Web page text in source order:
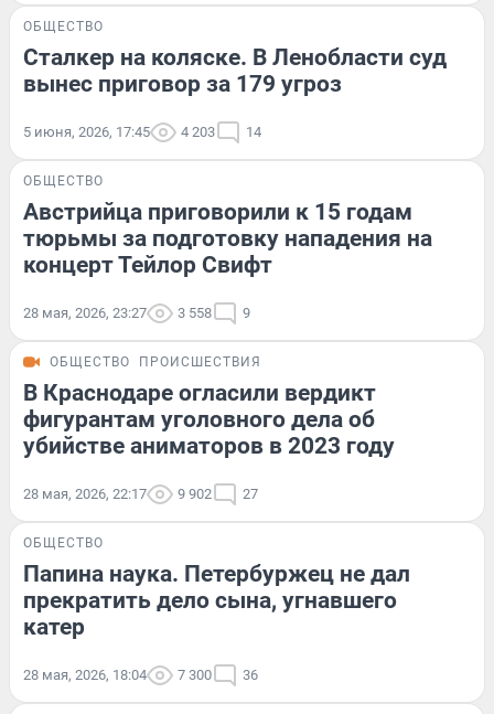
ОБЩЕСТВО
Сталкер на коляске. В Ленобласти суд
вынес приговор за 179 угроз
5 июня, 2026, 17:45 4 203 14
ОБЩЕСТВО
Австрийца приговорили к 15 годам
тюрьмы за подготовку нападения на
концерт Тейлор Свифт
28 мая, 2026, 23:27 3 558 9
ОБЩЕСТВО ПРОИСШЕСТВИЯ
В Краснодаре огласили вердикт
фигурантам уголовного дела об
убийстве аниматоров в 2023 году
28 мая, 2026, 22:17 9 902 27
ОБЩЕСТВО
Папина наука. Петербуржец не дал
прекратить дело сына, угнавшего
катер
28 мая, 2026, 18:04 7 300 36